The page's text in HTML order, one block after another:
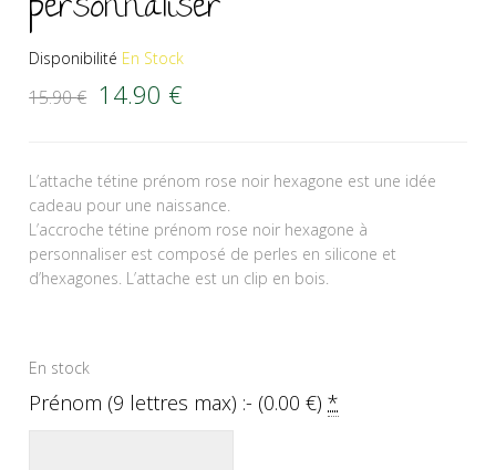
Disponibilité En Stock
15.90€ Le prix initial était : 15.90 €.
14.90 €
L’attache tétine prénom rose noir hexagone est une idée
cadeau pour une naissance.
L’accroche tétine prénom rose noir hexagone à
personnaliser est composé de perles en silicone et
d’hexagones. L’attache est un clip en bois.
En stock
Prénom (9 lettres max) :- (0.00€)*